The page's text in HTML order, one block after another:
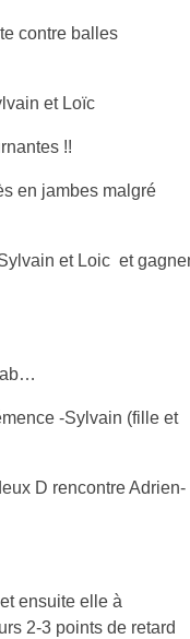
contre balles
et Loïc
!!
en jambes malgré
et Loic et
-Sylvain (fille et
D rencontre Adrien-
et ensuite elle à
2-3 points de retard